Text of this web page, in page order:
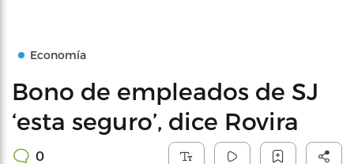
Economía
Bono de empleados de SJ
‘esta seguro’, dice Rovira
0